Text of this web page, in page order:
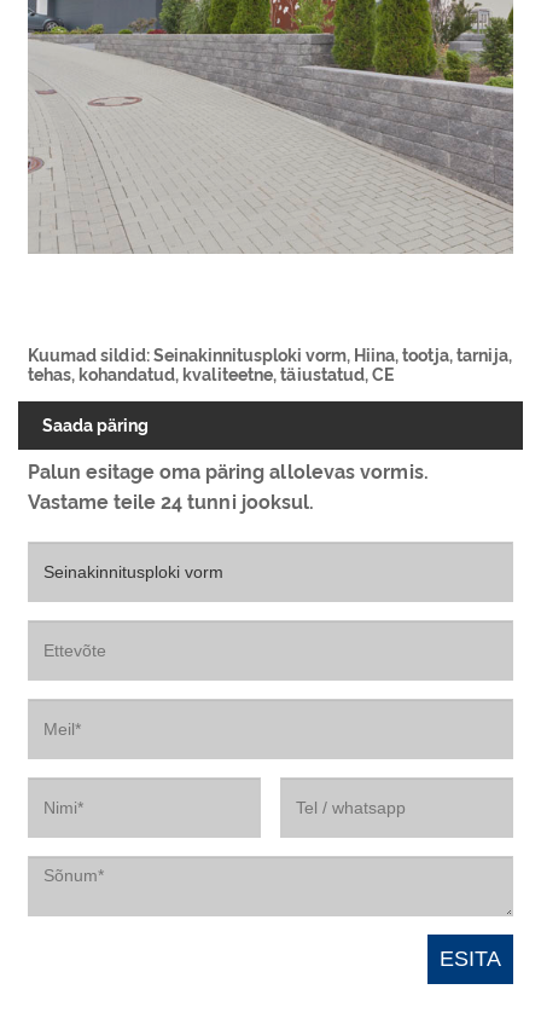
Kuumad sildid: Seinakinnitusploki vorm, Hiina, tootja, tarnija,
tehas, kohandatud, kvaliteetne, täiustatud, CE
Saada päring
Palun esitage oma päring allolevas vormis.
Vastame teile 24 tunni jooksul.